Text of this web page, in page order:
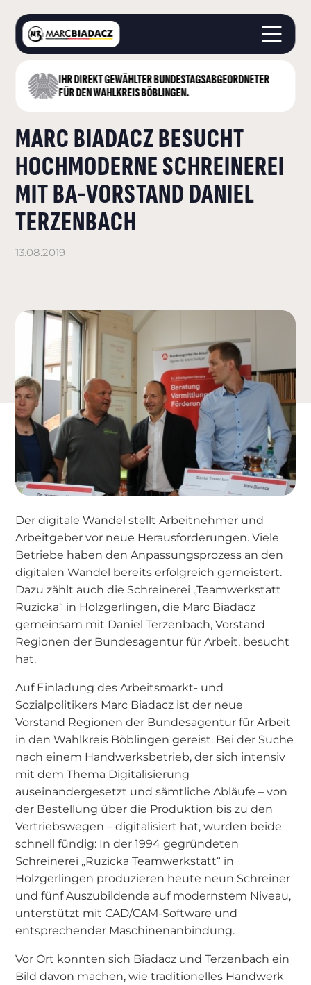
IHR DIREKT GEWÄHLTER BUNDESTAGS­ABGEORDNETER
FÜR DEN WAHLKREIS BÖBLINGEN.
STARTSEITE
LANDKREIS BÖBLINGEN
DEUTSCHER BUNDESTAG
AKTUELLES
KONTAKT
MARC BIADACZ BESUCHT
HOCHMODERNE SCHREINEREI
MIT BA-VORSTAND DANIEL
TERZENBACH
13.08.2019
Der digitale Wandel stellt Arbeitnehmer und
Arbeitgeber vor neue Herausforderungen. Viele
Betriebe haben den Anpassungsprozess an den
digitalen Wandel bereits erfolgreich gemeistert.
Dazu zählt auch die Schreinerei „Teamwerkstatt
Ruzicka“ in Holzgerlingen, die Marc Biadacz
gemeinsam mit Daniel Terzenbach, Vorstand
Regionen der Bundesagentur für Arbeit, besucht
hat.
Auf Einladung des Arbeitsmarkt- und
Sozialpolitikers Marc Biadacz ist der neue
Vorstand Regionen der Bundesagentur für Arbeit
in den Wahlkreis Böblingen gereist. Bei der Suche
nach einem Handwerksbetrieb, der sich intensiv
mit dem Thema Digitalisierung
auseinandergesetzt und sämtliche Abläufe – von
der Bestellung über die Produktion bis zu den
Vertriebswegen – digitalisiert hat, wurden beide
schnell fündig: In der 1994 gegründeten
Schreinerei „Ruzicka Teamwerkstatt“ in
Holzgerlingen produzieren heute neun Schreiner
und fünf Auszubildende auf modernstem Niveau,
unterstützt mit CAD/CAM-Software und
entsprechender Maschinenanbindung.
Vor Ort konnten sich Biadacz und Terzenbach ein
Bild davon machen, wie traditionelles Handwerk